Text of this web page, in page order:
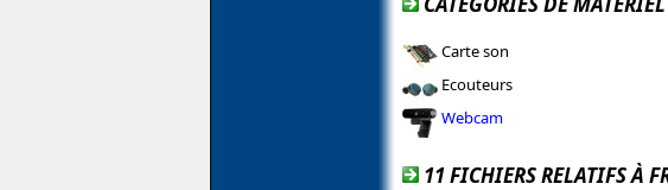
Carte son
Ecouteurs
Webcam
11 FICHIERS RELATIFS À